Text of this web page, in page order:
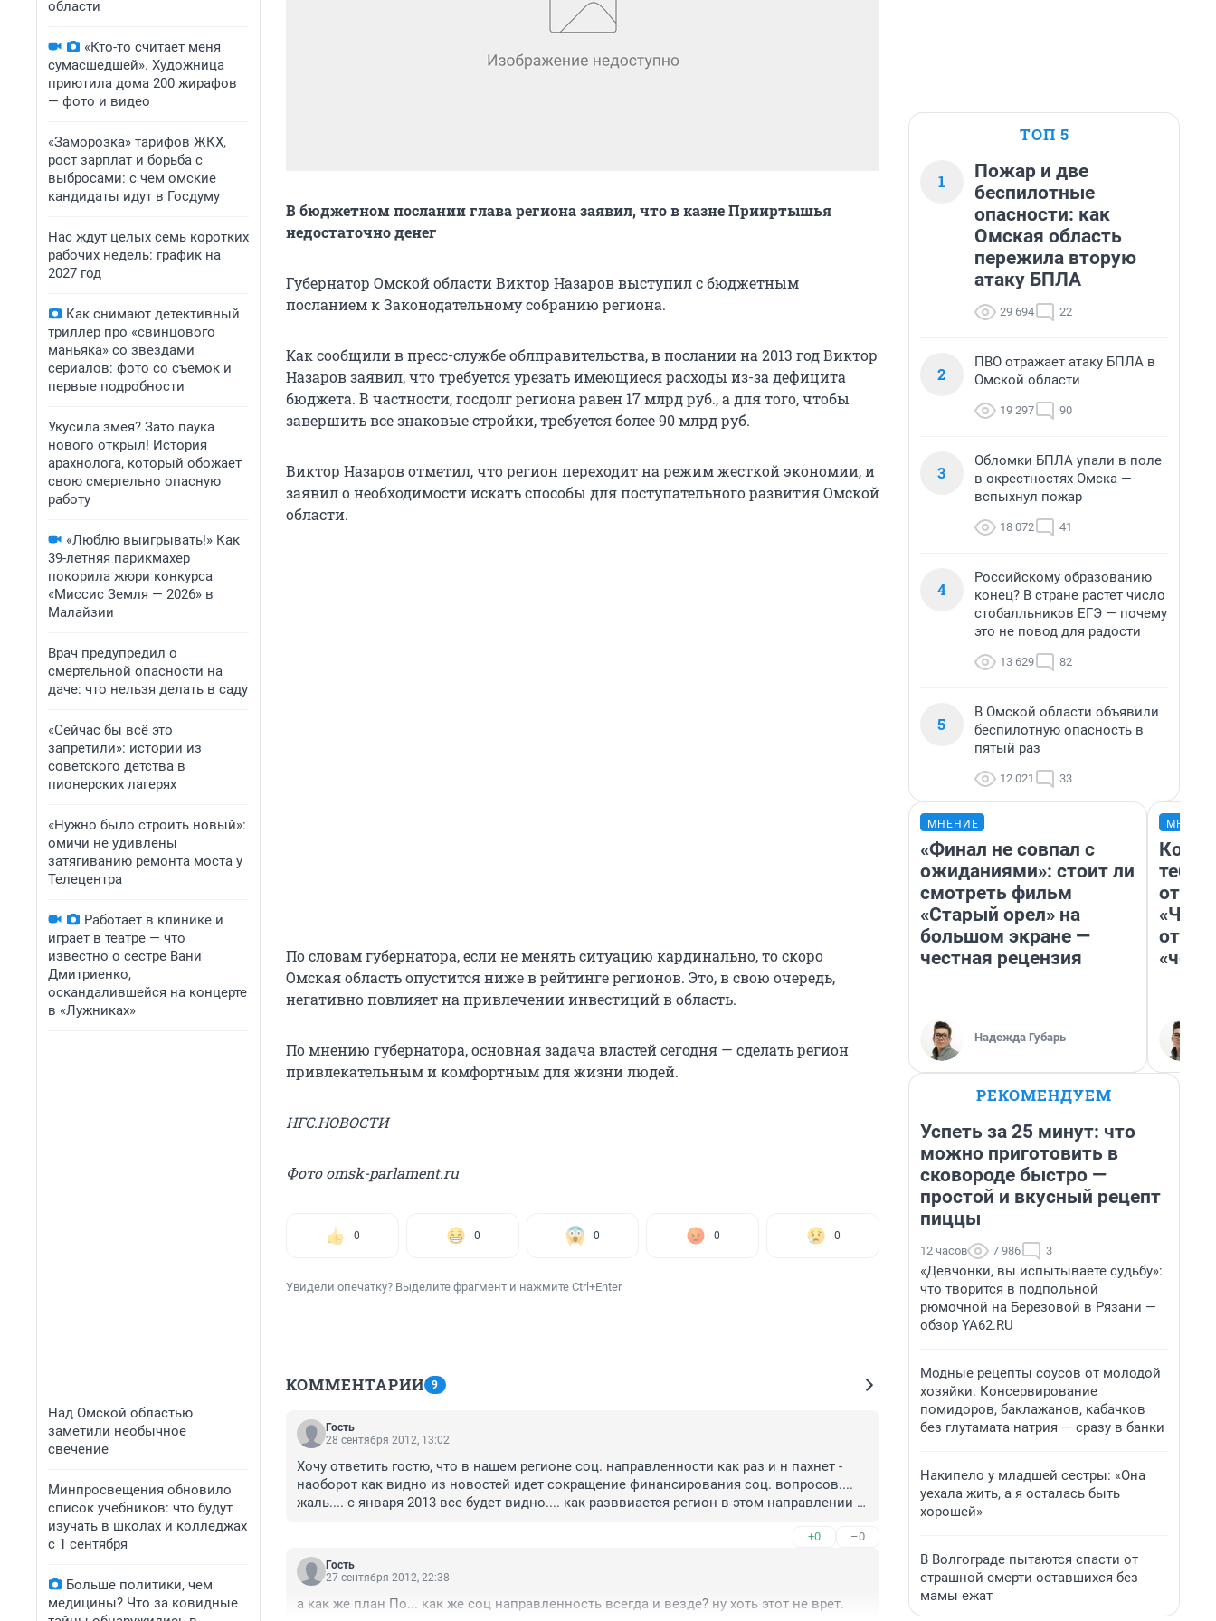
области
«Кто-то считает меня
сумасшедшей». Художница
приютила дома 200 жирафов
— фото и видео
«Заморозка» тарифов ЖКХ,
рост зарплат и борьба с
выбросами: с чем омские
кандидаты идут в Госдуму
Нас ждут целых семь коротких
рабочих недель: график на
2027 год
Как снимают детективный
триллер про «свинцового
маньяка» со звездами
сериалов: фото со съемок и
первые подробности
Укусила змея? Зато паука
нового открыл! История
арахнолога, который обожает
свою смертельно опасную
работу
«Люблю выигрывать!» Как
39-летняя парикмахер
покорила жюри конкурса
«Миссис Земля — 2026» в
Малайзии
Врач предупредил о
смертельной опасности на
даче: что нельзя делать в саду
«Сейчас бы всё это
запретили»: истории из
советского детства в
пионерских лагерях
«Нужно было строить новый»:
омичи не удивлены
затягиванию ремонта моста у
Телецентра
Работает в клинике и
играет в театре — что
известно о сестре Вани
Дмитриенко,
оскандалившейся на концерте
в «Лужниках»
Над Омской областью
заметили необычное
свечение
Минпросвещения обновило
список учебников: что будут
изучать в школах и колледжах
с 1 сентября
Больше политики, чем
медицины? Что за ковидные
В бюджетном послании глава региона заявил, что в казне Прииртышья
недостаточно денег
Губернатор Омской области Виктор Назаров выступил с бюджетным
посланием к Законодательному собранию региона.
Как сообщили в пресс-службе облправительства, в послании на 2013 год Виктор
Назаров заявил, что требуется урезать имеющиеся расходы из-за дефицита
бюджета. В частности, госдолг региона равен 17 млрд руб., а для того, чтобы
завершить все знаковые стройки, требуется более 90 млрд руб.
Виктор Назаров отметил, что регион переходит на режим жесткой экономии, и
заявил о необходимости искать способы для поступательного развития Омской
области.
По словам губернатора, если не менять ситуацию кардинально, то скоро
Омская область опустится ниже в рейтинге регионов. Это, в свою очередь,
негативно повлияет на привлечении инвестиций в область.
По мнению губернатора, основная задача властей сегодня — сделать регион
привлекательным и комфортным для жизни людей.
НГС.НОВОСТИ
Фото omsk-parlament.ru
0 0 0 0 0
Увидели опечатку? Выделите фрагмент и нажмите Ctrl+Enter
КОММЕНТАРИИ 9
Гость
28 сентября 2012, 13:02
Хочу ответить гостю, что в нашем регионе соц. направленности как раз и н пахнет -
наоборот как видно из новостей идет сокращение финансирования соц. вопросов....
жаль.... с января 2013 все будет видно.... как разввиается регион в этом направлении
+0 –0
Гость
27 сентября 2012, 22:38
а как же план По... как же соц направленность всегда и везде? ну хоть этот не врет.
ТОП 5
1
Пожар и две
беспилотные
опасности: как
Омская область
пережила вторую
атаку БПЛА
29 694 22
2
ПВО отражает атаку БПЛА в
Омской области
19 297 90
3
Обломки БПЛА упали в поле
в окрестностях Омска —
вспыхнул пожар
18 072 41
4
Российскому образованию
конец? В стране растет число
стобалльников ЕГЭ — почему
это не повод для радости
13 629 82
5
В Омской области объявили
беспилотную опасность в
пятый раз
12 021 33
МНЕНИЕ
«Финал не совпал с
ожиданиями»: стоит ли
смотреть фильм
«Старый орел» на
большом экране —
честная рецензия
Надежда Губарь
тебя
РЕКОМЕНДУЕМ
Успеть за 25 минут: что
можно приготовить в
сковороде быстро —
простой и вкусный рецепт
пиццы
12 часов 7 986 3
«Девчонки, вы испытываете судьбу»:
что творится в подпольной
рюмочной на Березовой в Рязани —
обзор YA62.RU
Модные рецепты соусов от молодой
хозяйки. Консервирование
помидоров, баклажанов, кабачков
без глутамата натрия — сразу в банки
Накипело у младшей сестры: «Она
уехала жить, а я осталась быть
хорошей»
В Волгограде пытаются спасти от
страшной смерти оставшихся без
мамы ежат